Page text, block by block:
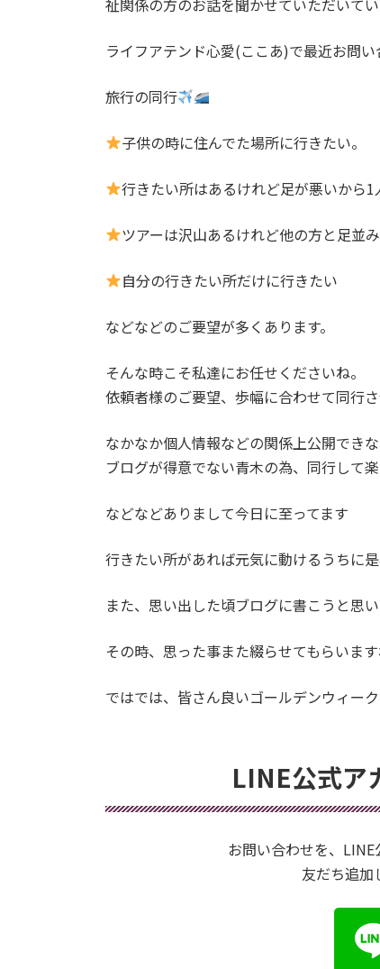
ライフアテンド心愛(ここあ)で最近お問
旅行の同行
子供の時に住んでた場所に行きたい。
行きたい所はあるけれど足が悪いから1
ツアーは沢山あるけれど他の方と足並
自分の行きたい所だけに行きたい
などなどのご要望が多くあります。
そんな時こそ私達にお任せくださいね。
依頼者様のご要望、歩幅に合わせて同行さ
なかなか個人情報などの関係上公開できな
ブログが得意でない青木の為、同行して
などなどありまして今日に至ってます
行きたい所があれば元気に動けるうちに
また、思い出した頃ブログに書こうと思
その時、思った事また綴らせてもらいま
ではでは、皆さん良いゴールデンウィー
LINE公式ア
お問い合わせを、LINE
友だち追加